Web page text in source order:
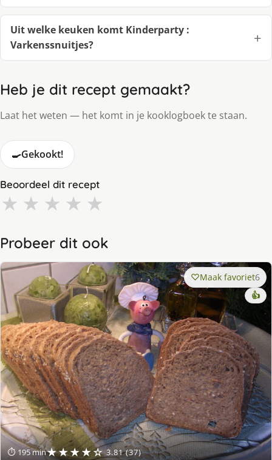
Uit welke keuken komt Kinderparty :
Varkenssnuitjes?
Heb je dit recept gemaakt?
Laat het weten — het komt in je kooklogboek te staan.
🍳Gekookt!
Beoordeel dit recept
★ ★ ★ ★ ★
Probeer dit ook
⏱ 195 min★★★★☆ 3.81 (37)
Maak favoriet6
👍